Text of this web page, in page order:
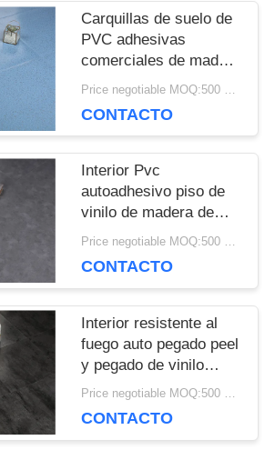
Carquillas de suelo de
PVC adhesivas
comerciales de madera
ligera en relieve
Price negotiable MOQ:500 metros cuadrados
CONTACTO
Interior Pvc
autoadhesivo piso de
vinilo de madera de
piedra relieve azulejosPrice negotiable MOQ:500 metros cuadrados
CONTACTO
Interior resistente al
fuego auto pegado peel
y pegado de vinilo
pegamento para suelosPrice negotiable MOQ:500 metros cuadrados
CONTACTO